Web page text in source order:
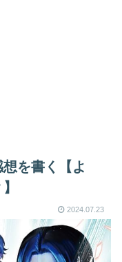
想を書く【よ
2024.07.23